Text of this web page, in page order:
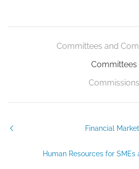
Committees and
Committees
Commissions
Financial
Human Resources for